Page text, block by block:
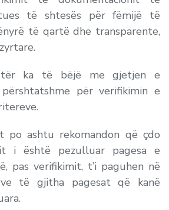
të shtesës për fëmijë të
të qartë dhe transparente,
ka të bëjë me gjetjen e
për verifikimin e
po ashtu rekomandon që çdo
i është pezulluar pagesa e
pas verifikimit, t’i paguhen në
të gjitha pagesat që kanë